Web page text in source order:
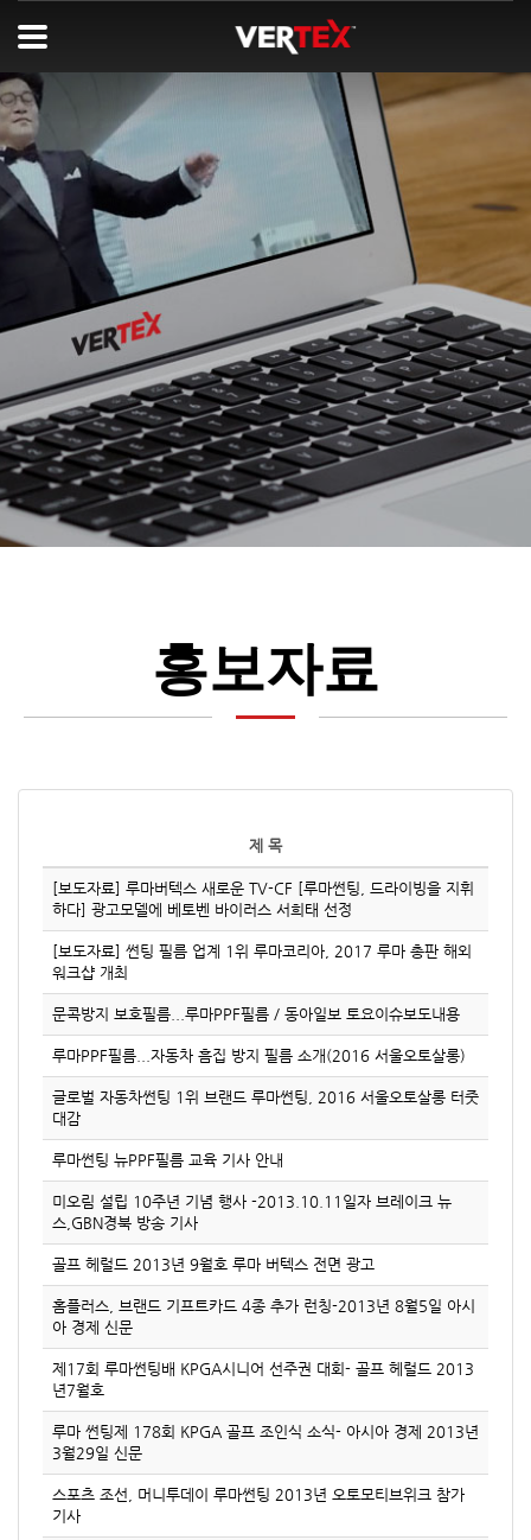
홍보자료
제 목
[보도자료] 루마버텍스 새로운 TV-CF [루마썬팅, 드라이빙을 지휘
하다] 광고모델에 베토벤 바이러스 서희태 선정
[보도자료] 썬팅 필름 업계 1위 루마코리아, 2017 루마 총판 해외
워크샵 개최
문콕방지 보호필름...루마PPF필름 / 동아일보 토요이슈보도내용
루마PPF필름...자동차 흠집 방지 필름 소개(2016 서울오토살롱)
글로벌 자동차썬팅 1위 브랜드 루마썬팅, 2016 서울오토살롱 터줏
대감
루마썬팅 뉴PPF필름 교육 기사 안내
미오림 설립 10주년 기념 행사 -2013.10.11일자 브레이크 뉴
스,GBN경북 방송 기사
골프 헤럴드 2013년 9월호 루마 버텍스 전면 광고
홈플러스, 브랜드 기프트카드 4종 추가 런칭-2013년 8월5일 아시
아 경제 신문
제17회 루마썬팅배 KPGA시니어 선주권 대회- 골프 헤럴드 2013
년7월호
루마 썬팅제 178회 KPGA 골프 조인식 소식- 아시아 경제 2013년
3월29일 신문
스포츠 조선, 머니투데이 루마썬팅 2013년 오토모티브위크 참가
기사